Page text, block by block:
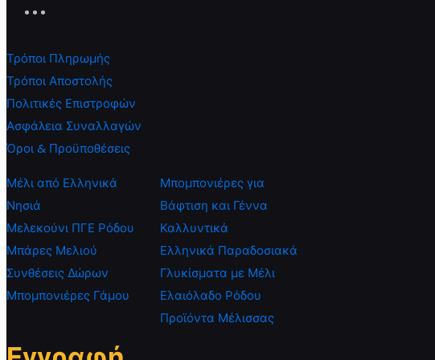
Τρόποι Πληρωμής
Τρόποι Αποστολής
Πολιτικές Επιστροφών
Ασφάλεια Συναλλαγών
Όροι & Προϋποθέσεις
Μέλι από Ελληνικά
Νησιά
Μελεκούνι ΠΓΕ Ρόδου
Μπάρες Μελιού
Συνθέσεις Δώρων
Μπομπονιέρες Γάμου
Μπομπονιέρες για
Βάφτιση και Γέννα
Καλλυντικά
Ελληνικά Παραδοσιακά
Γλυκίσματα με Μέλι
Ελαιόλαδο Ρόδου
Προϊόντα Μέλισσας